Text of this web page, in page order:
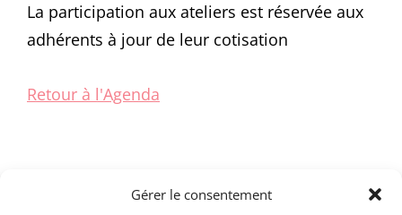
Gérer le consentement
La participation aux ateliers est réservée aux
adhérents à jour de leur cotisation
Retour à l'Agenda